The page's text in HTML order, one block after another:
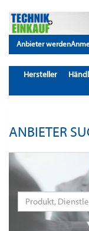
Anbieter werden
Hersteller
ANBIETER